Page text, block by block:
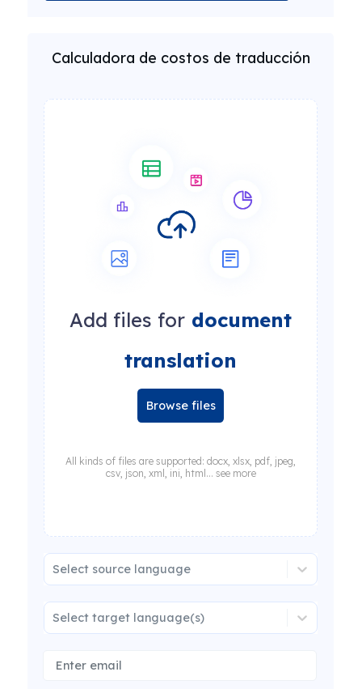
Calculadora de costos de traducción
Add files for document
translation
Browse files
All kinds of files are supported: docx, xlsx, pdf, jpeg,
csv, json, xml, ini, html... see more
Select source language
Select target language(s)